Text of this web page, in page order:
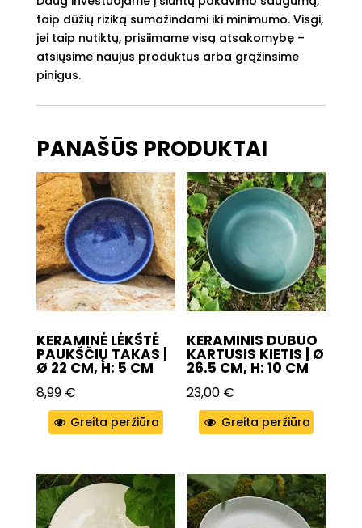
ø
15
cm,
H:
18
taip dūžių riziką sumažindami iki minimumo. Visgi,
jei taip nutiktų, prisiimame visą atsakomybę –
atsiųsime naujus produktus arba grąžinsime
pinigus.
PANAŠŪS PRODUKTAI
KERAMINĖ LĖKŠTĖ
PAUKŠČIŲ TAKAS |
Ø 22 CM, H: 5 CM
8,99 €
Greita peržiūra
KERAMINIS DUBUO
KARTUSIS KIETIS | Ø
26.5 CM, H: 10 CM
23,00 €
Greita peržiūra